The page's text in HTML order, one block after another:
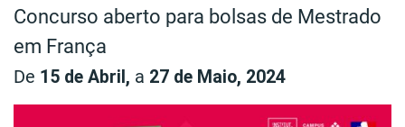
Concurso aberto para bolsas de Mestrado
em França
De 15 de Abril, a 27 de Maio, 2024